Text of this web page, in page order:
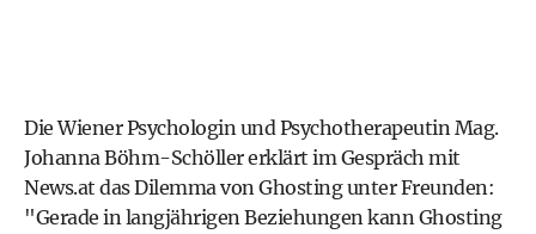
Die Wiener Psychologin und Psychotherapeutin Mag.
Johanna Böhm-Schöller erklärt im Gespräch mit
News.at das Dilemma von Ghosting unter Freunden:
"Gerade in langjährigen Beziehungen kann Ghosting